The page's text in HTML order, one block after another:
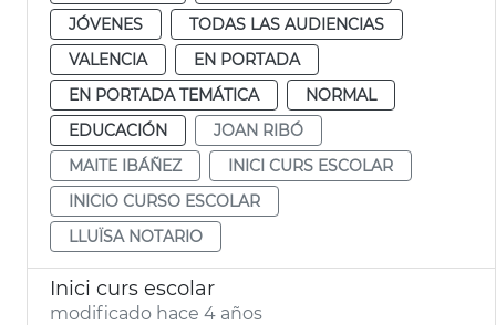
JÓVENES
TODAS LAS AUDIENCIAS
VALENCIA
EN PORTADA
EN PORTADA TEMÁTICA
NORMAL
EDUCACIÓN
JOAN RIBÓ
MAITE IBÁÑEZ
INICI CURS ESCOLAR
INICIO CURSO ESCOLAR
LLUÏSA NOTARIO
Inici curs escolar
modificado hace 4 años